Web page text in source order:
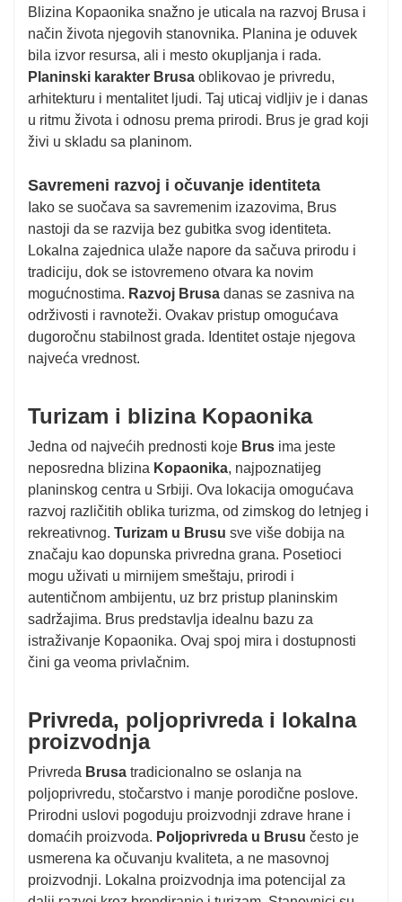
Blizina Kopaonika snažno je uticala na razvoj Brusa i
način života njegovih stanovnika. Planina je oduvek
bila izvor resursa, ali i mesto okupljanja i rada.
Planinski karakter Brusa oblikovao je privredu,
arhitekturu i mentalitet ljudi. Taj uticaj vidljiv je i danas
u ritmu života i odnosu prema prirodi. Brus je grad koji
živi u skladu sa planinom.
Savremeni razvoj i očuvanje identiteta
Iako se suočava sa savremenim izazovima, Brus
nastoji da se razvija bez gubitka svog identiteta.
Lokalna zajednica ulaže napore da sačuva prirodu i
tradiciju, dok se istovremeno otvara ka novim
mogućnostima. Razvoj Brusa danas se zasniva na
održivosti i ravnoteži. Ovakav pristup omogućava
dugoročnu stabilnost grada. Identitet ostaje njegova
najveća vrednost.
Turizam i blizina Kopaonika
Jedna od najvećih prednosti koje Brus ima jeste
neposredna blizina Kopaonika, najpoznatijeg
planinskog centra u Srbiji. Ova lokacija omogućava
razvoj različitih oblika turizma, od zimskog do letnjeg i
rekreativnog. Turizam u Brusu sve više dobija na
značaju kao dopunska privredna grana. Posetioci
mogu uživati u mirnijem smeštaju, prirodi i
autentičnom ambijentu, uz brz pristup planinskim
sadržajima. Brus predstavlja idealnu bazu za
istraživanje Kopaonika. Ovaj spoj mira i dostupnosti
čini ga veoma privlačnim.
Privreda, poljoprivreda i lokalna
proizvodnja
Privreda Brusa tradicionalno se oslanja na
poljoprivredu, stočarstvo i manje porodične poslove.
Prirodni uslovi pogoduju proizvodnji zdrave hrane i
domaćih proizvoda. Poljoprivreda u Brusu često je
usmerena ka očuvanju kvaliteta, a ne masovnoj
proizvodnji. Lokalna proizvodnja ima potencijal za